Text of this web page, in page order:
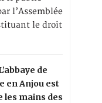
l’Assemblée
le droit
de
en Anjou est
les mains des